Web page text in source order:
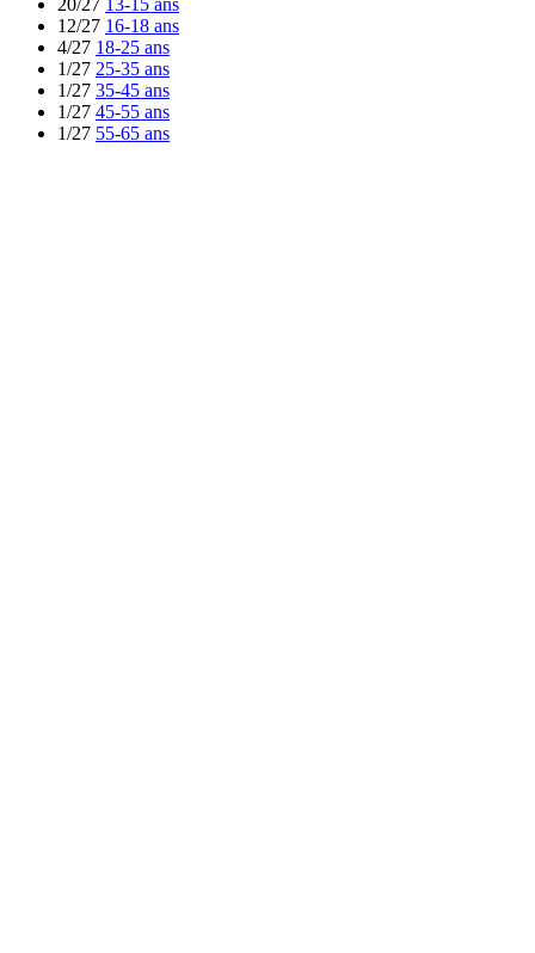
12/27 16-18 ans
4/27 18-25 ans
1/27 25-35 ans
1/27 35-45 ans
1/27 45-55 ans
1/27 55-65 ans